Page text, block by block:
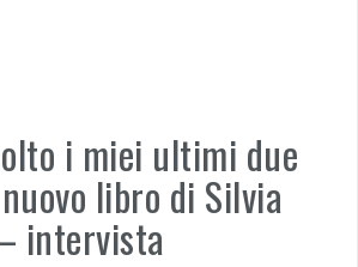
i miei ultimi due
libro di Silvia
intervista